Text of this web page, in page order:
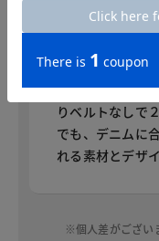
綿100％でゆっ
Vカットが大人
りベルトなしで
でも、デニムに
れる素材とデザ
※個人差がござい